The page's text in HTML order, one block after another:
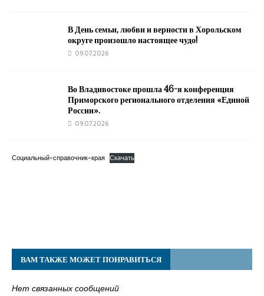
В День семьи, любви и верности в Хорольском
округе произошло настоящее чудо!
09.07.2026
Во Владивостоке прошла 46-я конференция
Приморского регионального отделения «Единой
России».
09.07.2026
Социальный-справочник-края Скачать
ВАМ ТАКЖЕ МОЖЕТ ПОНРАВИТЬСЯ
Нет связанных сообщений